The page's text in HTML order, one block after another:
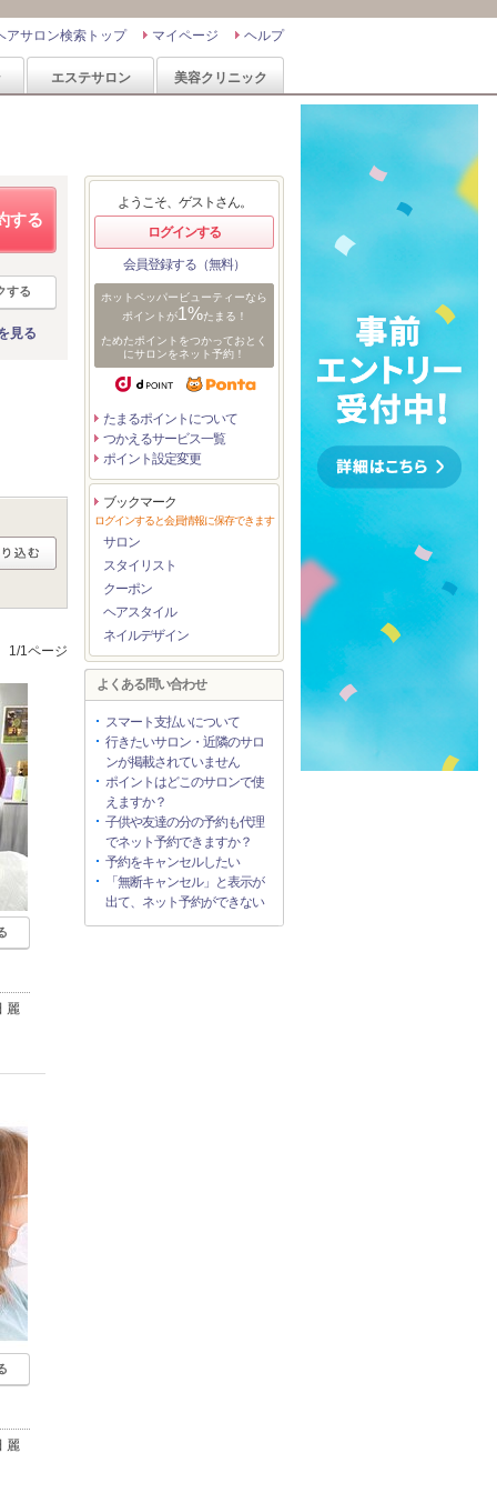
ヘルプ
マイページ
アサロン検索トップ
エステサロン 美容クリニック
する
する
見る
1/1ページ
麗
麗
ようこそ、ゲストさん。
ログインする
会員登録する（無料）
ホットペッパービューティーなら
ポイントが1%たまる！
ためたポイントをつかっておとく
にサロンをネット予約！
たまるポイントについて
つかえるサービス一覧
ポイント設定変更
ブックマーク
ログインすると会員情報に保存できます
サロン
スタイリスト
クーポン
ヘアスタイル
ネイルデザイン
よくある問い合わせ
スマート支払いについて
行きたいサロン・近隣のサロ
ンが掲載されていません
ポイントはどこのサロンで使
えますか？
子供や友達の分の予約も代理
でネット予約できますか？
予約をキャンセルしたい
「無断キャンセル」と表示が
出て、ネット予約ができない